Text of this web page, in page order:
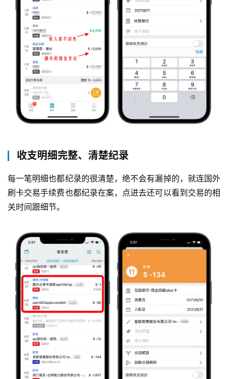
收支明细完整、清楚纪录
每一笔明细也都纪录的很清楚，绝不会有漏掉的，就连国外
刷卡交易手续费也都纪录在案，点进去还可以看到交易的相
关时间跟细节。